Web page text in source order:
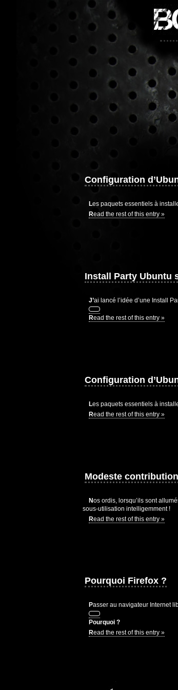
Configuration
Les paquets essentiels à
Read the rest of this entry »
Install Party Ubuntu
J’ai lancé l’idée d’une Install
Read the rest of this entry »
Configuration
Les paquets essentiels à
Read the rest of this entry »
Modeste
Nos ordis, lorsqu’ils sont allumés, sont loin d’utiliser toutes leurs ressources.Le calcul partagés de programme scientifiques peut pallier à cette
sous-utilisation intelligemment !
Read the rest of this entry »
Pourquoi Firefox ?
Passer au navigateur Internet
Pourquoi ?
Read the rest of this entry »